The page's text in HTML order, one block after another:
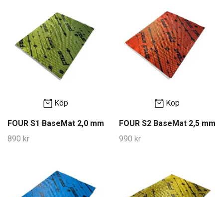
Köp
FOUR S1 BaseMat 2,0 mm
890 kr
Köp
FOUR S2 BaseMat 2,5 mm
990 kr